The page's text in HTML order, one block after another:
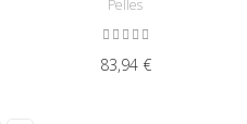
Pelles
83,94 €